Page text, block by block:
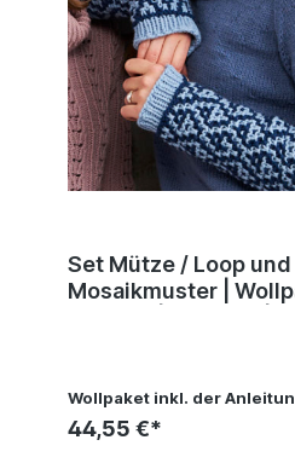
Set Mütze / Loop
Mosaikmuster | Wollpaket mit Italy
Wollpaket inkl. der
44,55 €*